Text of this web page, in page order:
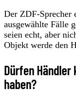
Der ZDF-Sprecher
ausgewählte Fälle
seien echt, aber
Objekt werde den
Dürfen
haben?